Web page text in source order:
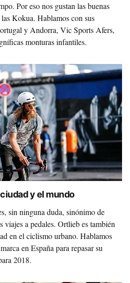
Por eso nos gustan las buenas
Kokua. Hablamos con sus
y Andorra, Vic Sports Afers,
monturas infantiles.
y el mundo
sin ninguna duda, sinónimo de
viajes a pedales. Ortlieb es también
en el ciclismo urbano. Hablamos
en España para repasar su
2018.